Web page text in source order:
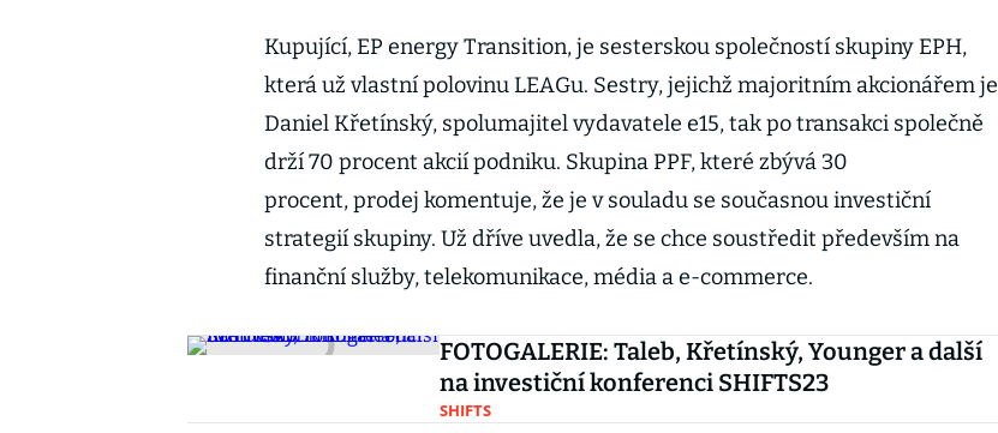
Kupující, EP energy Transition, je sesterskou společností skupiny EPH,
která už vlastní polovinu LEAGu. Sestry, jejichž majoritním akcionářem je
Daniel Křetínský, spolumajitel vydavatele e15, tak po transakci společně
drží 70 procent akcií podniku. Skupina PPF, které zbývá 30
procent, prodej komentuje, že je v souladu se současnou investiční
strategií skupiny. Už dříve uvedla, že se chce soustředit především na
finanční služby, telekomunikace, média a e-commerce.
FOTOGALERIE: Taleb, Křetínský, Younger a další
na investiční konferenci SHIFTS23
SHIFTS